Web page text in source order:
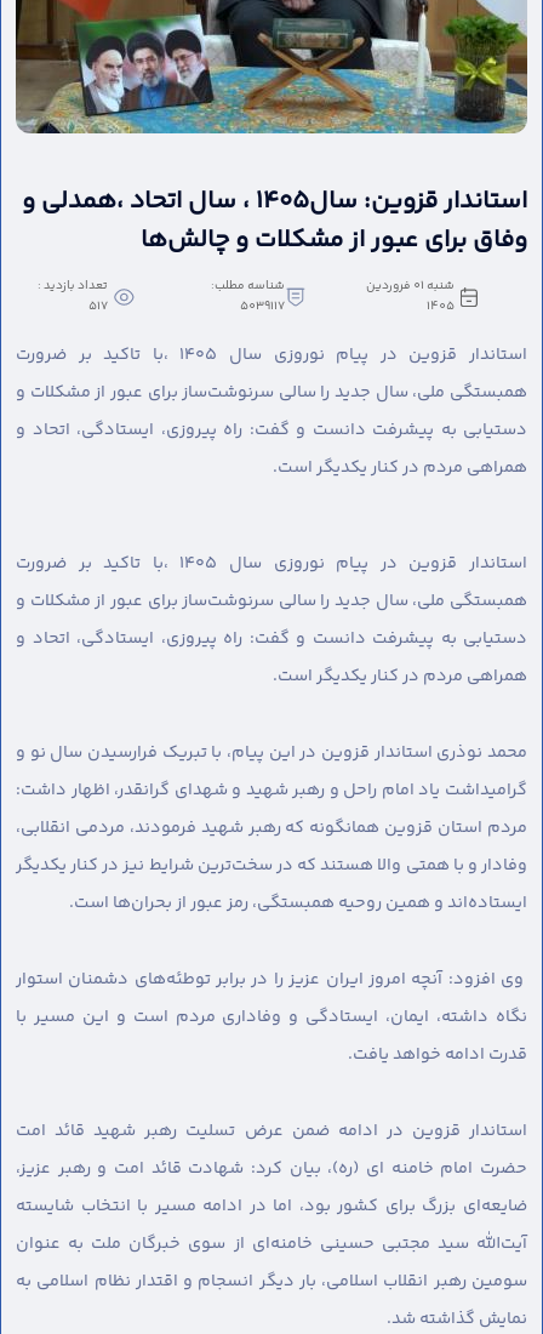
استاندار قزوین: سال۱۴۰۵ ، سال اتحاد ،همدلی و
وفاق برای عبور از مشکلات و چالش‌ها
شنبه 01 فروردین
1405
شناسه مطلب:
5039117
تعداد بازدید :
517
استاندار قزوین در پیام نوروزی سال ۱۴۰۵ ،با تاکید بر ضرورت
همبستگی ملی، سال جدید را سالی سرنوشت‌ساز برای عبور از مشکلات و
دستیابی به پیشرفت دانست و گفت: راه پیروزی، ایستادگی، اتحاد و
همراهی مردم در کنار یکدیگر است.
استاندار قزوین در پیام نوروزی سال ۱۴۰۵ ،با تاکید بر ضرورت
همبستگی ملی، سال جدید را سالی سرنوشت‌ساز برای عبور از مشکلات و
دستیابی به پیشرفت دانست و گفت: راه پیروزی، ایستادگی، اتحاد و
همراهی مردم در کنار یکدیگر است.
محمد نوذری استاندار قزوین در این پیام، با تبریک فرارسیدن سال نو و
گرامیداشت یاد امام راحل و رهبر شهید و شهدای گرانقدر، اظهار داشت:
مردم استان قزوین همانگونه که رهبر شهید فرمودند، مردمی انقلابی،
وفادار و با همتی والا هستند که در سخت‌ترین شرایط نیز در کنار یکدیگر
ایستاده‌اند و همین روحیه همبستگی، رمز عبور از بحران‌ها است.
وی افزود: آنچه امروز ایران عزیز را در برابر توطئه‌های دشمنان استوار
نگاه داشته، ایمان، ایستادگی و وفاداری مردم است و این مسیر با
قدرت ادامه خواهد یافت.
استاندار قزوین در ادامه ضمن عرض تسلیت رهبر شهید قائد امت
حضرت امام خامنه ای (ره)، بیان کرد: شهادت قائد امت و رهبر عزیز،
ضایعه‌ای بزرگ برای کشور بود، اما در ادامه مسیر با انتخاب شایسته
آیت‌الله سید مجتبی حسینی خامنه‌ای از سوی خبرگان ملت به عنوان
سومین رهبر انقلاب اسلامی، بار دیگر انسجام و اقتدار نظام اسلامی به
نمایش گذاشته شد.